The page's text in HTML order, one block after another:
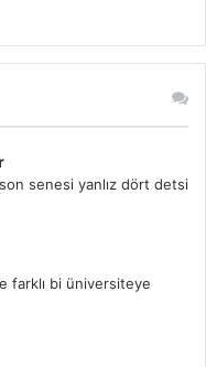
son senesi yanlız dört detsi
farklı bi üniversiteye